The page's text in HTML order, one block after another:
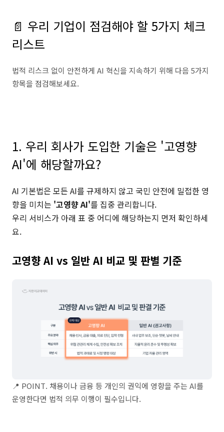
📄 우리 기업이 점검해야 할 5가지 체크
리스트
법적 리스크 없이 안전하게 AI 혁신을 지속하기 위해 다음 5가지
항목을 점검해보세요.
1. 우리 회사가 도입한 기술은 '고영향
AI'에 해당할까요?
AI 기본법은 모든 AI를 규제하지 않고 국민 안전에 밀접한 영
향을 미치는 '고영향 AI'를 집중 관리합니다.
우리 서비스가 아래 표 중 어디에 해당하는지 먼저 확인하세
요.
고영향 AI vs 일반 AI 비교 및 판별 기준
📍 POINT. 채용이나 금융 등 개인의 권익에 영향을 주는 AI를
운영한다면 법적 의무 이행이 필수입니다.